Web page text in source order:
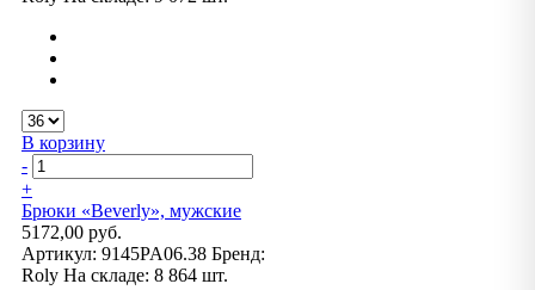
В корзину
-
+
Брюки «Beverly», мужские
5172,00 руб.
Артикул: 9145PA06.38 Бренд:
Roly На складе: 8 864 шт.